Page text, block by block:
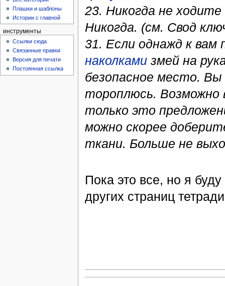
23. Никогда не ходите
Никогда. (см. Свод
31. Если однажд к вам
наколкамизмей на
безопасное место.
тороплюсь. Возможно
только это
можно скорее
ткани. Больше не
Пока это все, но я
других страниц
Плашки и шаблоны
Истории с главной
инструменты
Ссылки сюда
Связанные правки
Версия для печати
Постоянная ссылка